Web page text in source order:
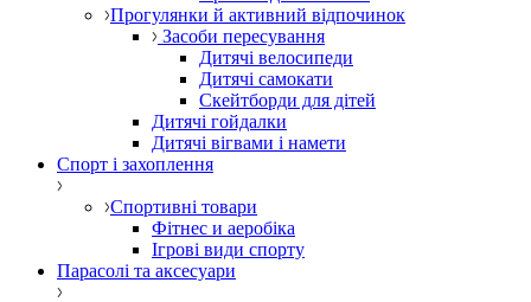
Прогулянки й активний відпочинок
Засоби пересування
Дитячі велосипеди
Дитячі самокати
Скейтборди для дітей
Дитячі гойдалки
Дитячі вігвами і намети
Спорт і захоплення
Спортивні товари
Фітнес и аеробіка
Ігрові види спорту
Парасолі та аксесуари